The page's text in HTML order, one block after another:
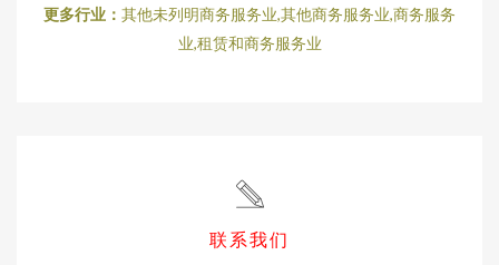
更多行业： 其他未列明商务服务业,其他商务服务业,商务服务
业,租赁和商务服务业
联系我们